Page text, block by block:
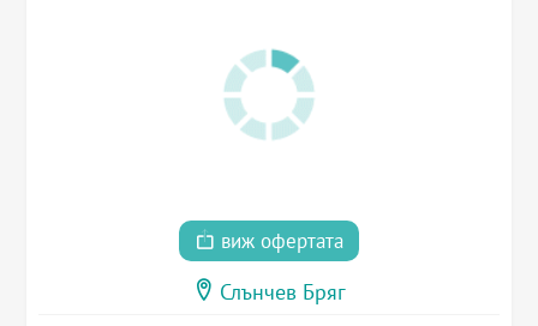
виж офертата
Слънчев Бряг